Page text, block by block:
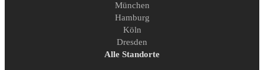
München
Hamburg
Köln
Dresden
Alle Standorte